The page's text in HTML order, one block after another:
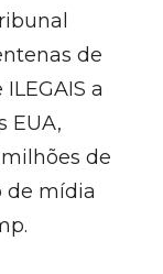
de
a
EUA,
de
de mídia